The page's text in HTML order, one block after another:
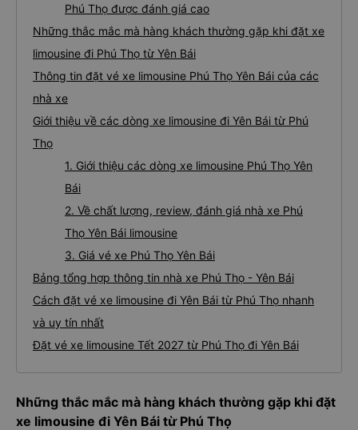
Phú Thọ được đánh giá cao
Những thắc mắc mà hàng khách thường gặp khi đặt xe
limousine đi Phú Thọ từ Yên Bái
Thông tin đặt vé xe limousine Phú Thọ Yên Bái của các
nhà xe
Giới thiệu về các dòng xe limousine đi Yên Bái từ Phú
Thọ
1. Giới thiệu các dòng xe limousine Phú Thọ Yên
Bái
2. Về chất lượng, review, đánh giá nhà xe Phú
Thọ Yên Bái limousine
3. Giá vé xe Phú Thọ Yên Bái
Bảng tổng hợp thông tin nhà xe Phú Thọ - Yên Bái
Cách đặt vé xe limousine đi Yên Bái từ Phú Thọ nhanh
và uy tín nhất
Đặt vé xe limousine Tết 2027 từ Phú Thọ đi Yên Bái
Những thắc mắc mà hàng khách thường gặp khi đặt
xe limousine đi Yên Bái từ Phú Thọ